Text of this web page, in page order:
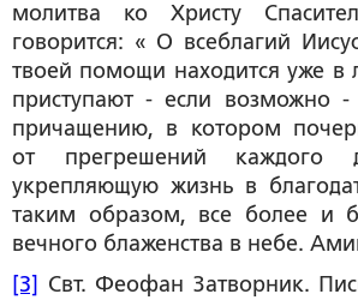
молитва ко Христу
говорится: « О всеблагий
твоей помощи находится уже в
приступают - если возможно
причащению, в котором
от прегрешений
укрепляющую жизнь в
таким образом, все более и
вечного блаженства в небе.
[3] Свт. Феофан Затворник.